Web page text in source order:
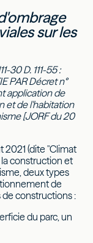
sur les
30 D. 111-55 :
PAR Décret n°
application de
et de l'habitation
[JORF du 20
2021 (dite "Climat
la construction et
deux types
de
de constructions :
du parc, un